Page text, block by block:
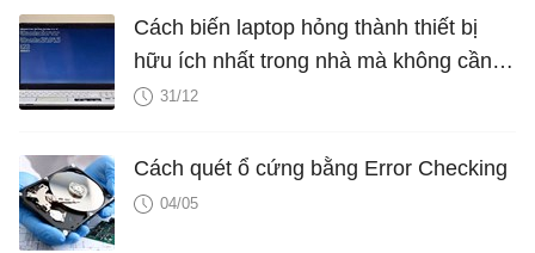
Cách biến laptop hỏng thành thiết bị
hữu ích nhất trong nhà mà không cần
sửa31/12
Cách quét ổ cứng bằng Error Checking
04/05